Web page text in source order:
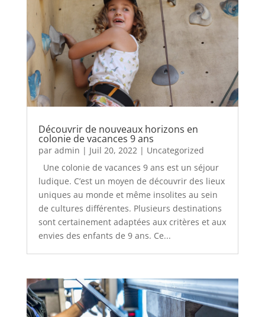
Découvrir de nouveaux horizons en
colonie de vacances 9 ans
par admin | Juil 20, 2022| Uncategorized
Une colonie de vacances 9 ans est un séjour
ludique. C’est un moyen de découvrir des lieux
uniques au monde et même insolites au sein
de cultures différentes. Plusieurs destinations
sont certainement adaptées aux critères et aux
envies des enfants de 9 ans. Ce...